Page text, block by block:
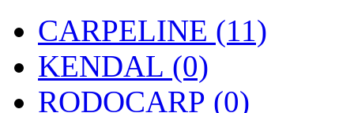
CARPELINE (11)
KENDAL (0)
RODOCARP (0)